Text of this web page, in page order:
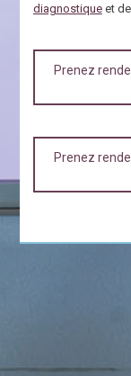
diagnostiqueet de
Prenez
Prenez